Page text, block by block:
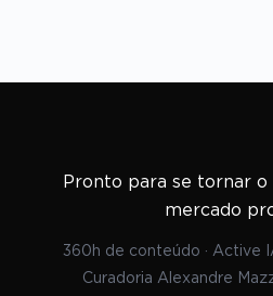
Pronto para se tornar
mercado
360h de conteúdo · Active
Curadoria Alexandre